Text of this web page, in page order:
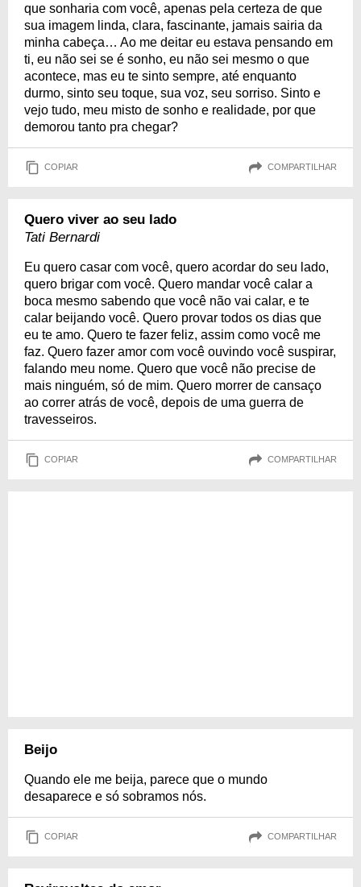
que sonharia com você, apenas pela certeza de que
sua imagem linda, clara, fascinante, jamais sairia da
minha cabeça… Ao me deitar eu estava pensando em
ti, eu não sei se é sonho, eu não sei mesmo o que
acontece, mas eu te sinto sempre, até enquanto
durmo, sinto seu toque, sua voz, seu sorriso. Sinto e
vejo tudo, meu misto de sonho e realidade, por que
demorou tanto pra chegar?
COPIAR COMPARTILHAR
Quero viver ao seu lado
Tati Bernardi
Eu quero casar com você, quero acordar do seu lado,
quero brigar com você. Quero mandar você calar a
boca mesmo sabendo que você não vai calar, e te
calar beijando você. Quero provar todos os dias que
eu te amo. Quero te fazer feliz, assim como você me
faz. Quero fazer amor com você ouvindo você suspirar,
falando meu nome. Quero que você não precise de
mais ninguém, só de mim. Quero morrer de cansaço
ao correr atrás de você, depois de uma guerra de
travesseiros.
COPIAR COMPARTILHAR
Beijo
Quando ele me beija, parece que o mundo
desaparece e só sobramos nós.
COPIAR COMPARTILHAR